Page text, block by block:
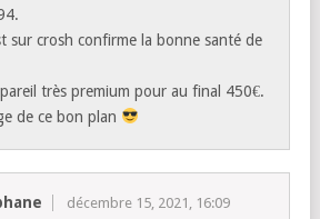
sur crosh confirme la bonne santé de
très premium pour au final 450€.
de ce bon plan
décembre 15, 2021, 16:09